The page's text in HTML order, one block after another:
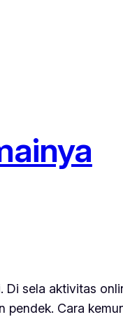
sela aktivitas
pendek. Cara